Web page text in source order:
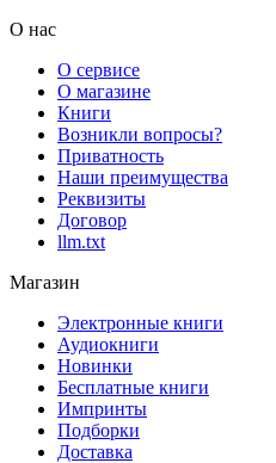
О нас
О сервисе
О магазине
Книги
Возникли вопросы?
Приватность
Наши преимущества
Реквизиты
Договор
llm.txt
Магазин
Электронные книги
Аудиокниги
Новинки
Бесплатные книги
Импринты
Подборки
Доставка